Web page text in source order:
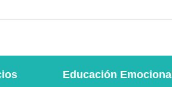
Educación Emocional